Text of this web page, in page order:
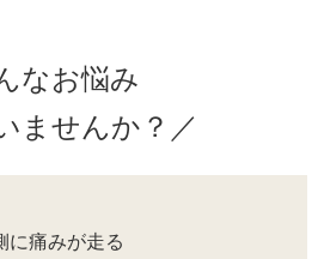
なお悩み
ませんか？／
に痛みが走る